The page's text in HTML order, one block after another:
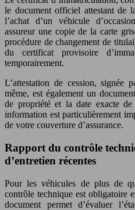
le document officiel attestant de
l’achat d’un véhicule
assureur une copie de la carte
procédure de changement de
du certificat provisoire
temporairement.
L’attestation de cession, signée
même, est également un
de propriété et la date exacte
information est particulièrement
de votre couverture d’assurance.
Rapport du contrôle
d’entretien récentes
Pour les véhicules de plus de
contrôle technique est obligatoire
document permet d’évaluer